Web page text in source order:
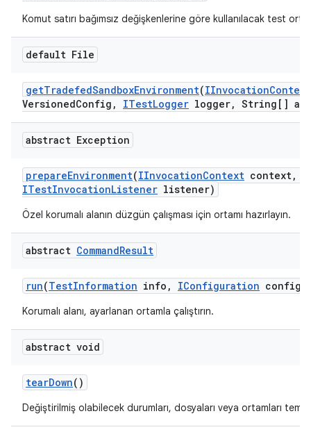
Komut satırı bağımsız değişkenlerine göre kullanılacak test
default File
getTradefedSandboxEnvironment(IInvocationContext
VersionedConfig , ITestLogger logger, String[]
abstract Exception
prepareEnvironment(IInvocationContext context,
ITestInvocationListener listener)
Özel korumalı alanın düzgün çalışması için ortamı hazırlayın.
abstract CommandResult
run(TestInformation info , IConfiguration
Korumalı alanı, ayarlanan ortamla çalıştırın.
abstract void
tearDown()
Değiştirilmiş olabilecek durumları, dosyaları veya ortamları